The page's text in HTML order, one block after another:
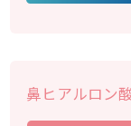
鼻ヒアルロン